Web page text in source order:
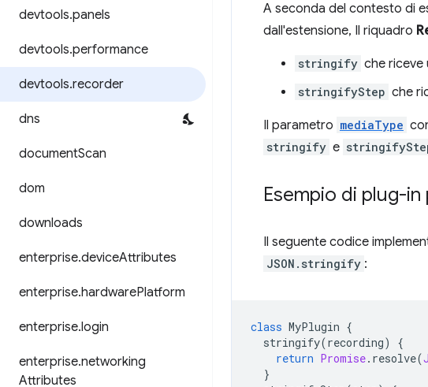
devtools.panels
devtools.performance
devtools.recorder
dns
documentScan
dom
downloads
enterprise.deviceAttributes
enterprise.hardwarePlatform
enterprise.login
enterprise.networking
Attributes
A seconda del contesto di
dall'estensione, Il riquadro
stringify che riceve
stringifyStep che
Il parametro mediaType
stringify e
Esempio di plug-
Il seguente codice
JSON.stringify :
class MyPlugin {
stringify(recording)
{
return Promise. resolve(
}